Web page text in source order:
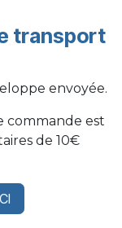
transport
envoyée.
commande est
de 10€